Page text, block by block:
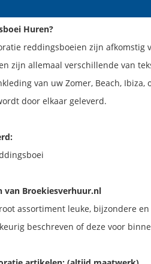
Huren?
reddingsboeien zijn
zijn allemaal verschillende van
van uw Zomer, Beach,
door elkaar geleverd.
van Broekiesverhuur.nl
assortiment leuke, bijzondere
beschreven of deze voor